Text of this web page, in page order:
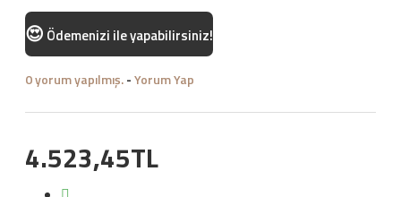
😍 Ödemenizi ile yapabilirsiniz!
0 yorum yapılmış.-Yorum Yap
4.523,45TL